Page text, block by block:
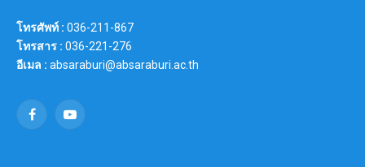
โทรศัพท์ : 036-211-867
โทรสาร : 036-221-276
อีเมล : absaraburi@absaraburi.ac.th
FacebookYouTube